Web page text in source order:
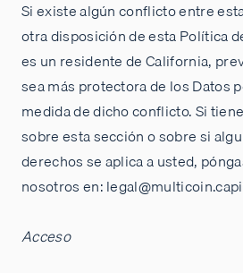
Si existe algún conflicto entre
otra disposición de esta Política
es un residente de California,
sea más protectora de los Datos
medida de dicho conflicto. Si
sobre esta sección o sobre si
derechos se aplica a usted,
nosotros en:
Acceso